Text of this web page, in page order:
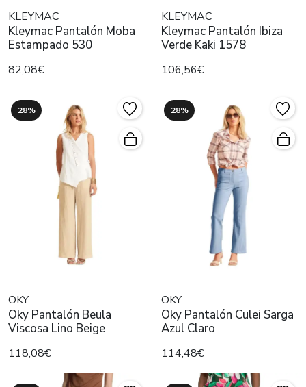
KLEYMAC
Kleymac Pantalón Moba
Estampado 530
82,08€
KLEYMAC
Kleymac Pantalón Ibiza
Verde Kaki 1578
106,56€
28%
OKY
Oky Pantalón Beula
Viscosa Lino Beige
118,08€
28%
OKY
Oky Pantalón Culei Sarga
Azul Claro
114,48€